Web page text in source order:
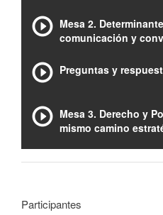
Mesa 2.
comunicación y
Preguntas y
Mesa 3. Derecho y
mismo camino
Participantes